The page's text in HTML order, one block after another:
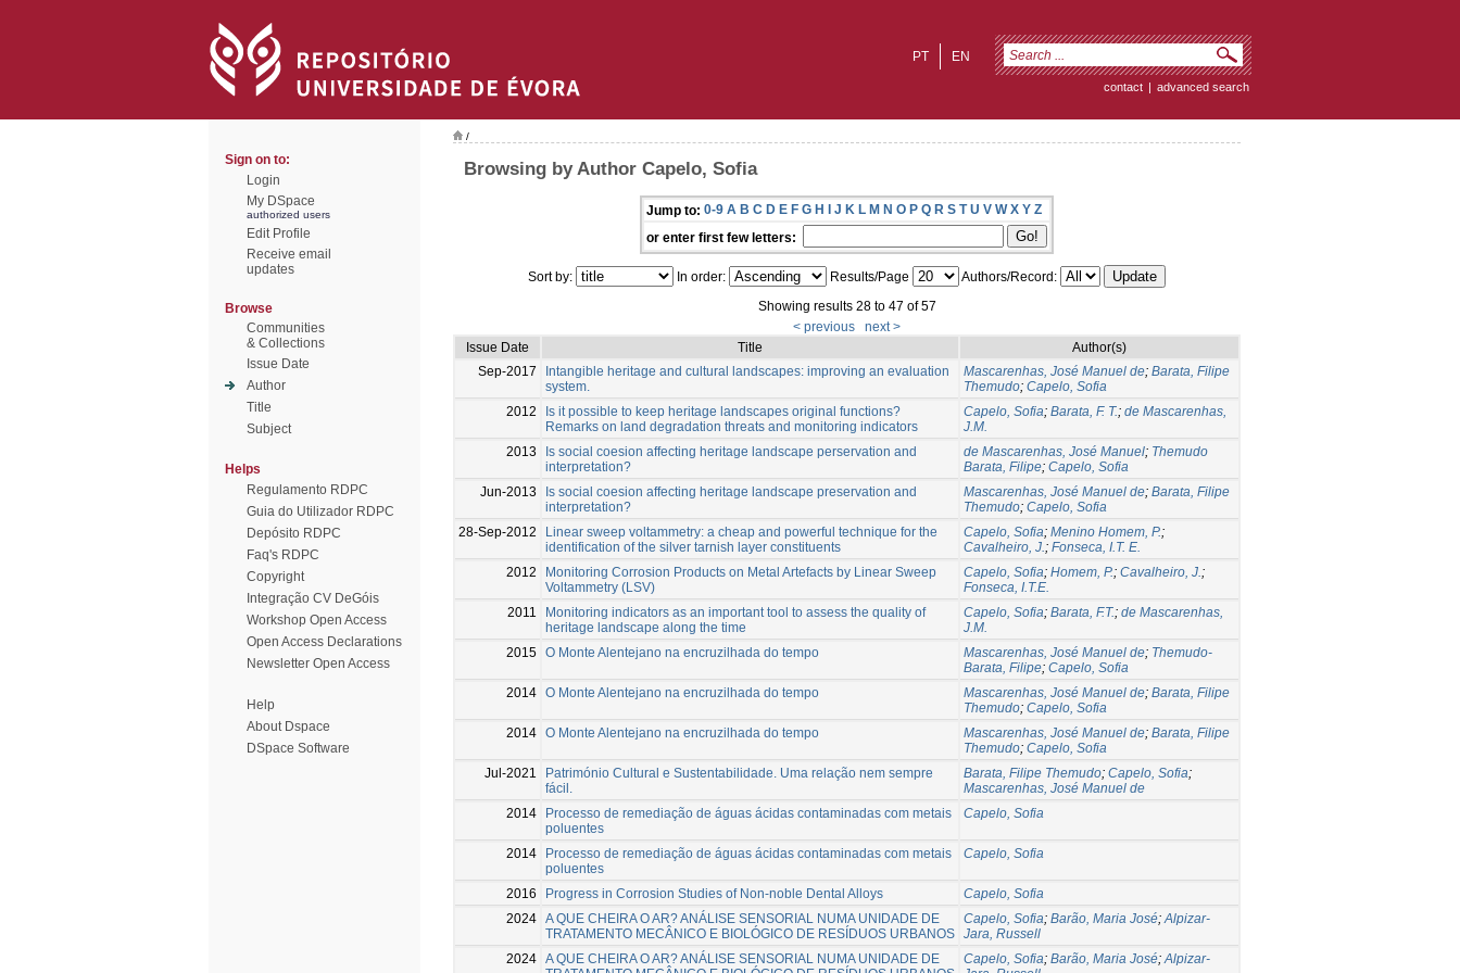
EN
PT
contact | advanced search
Sign on to:
Login
My DSpace
authorized users
Edit Profile
Receive email
updates
Browse
Communities
& Collections
Issue Date
Author
Title
Subject
Helps
Regulamento RDPC
Guia do Utilizador RDPC
Depósito RDPC
Faq's RDPC
Copyright
Integração CV DeGóis
Workshop Open Access
Open Access Declarations
Newsletter Open Access
Help
About Dspace
DSpace Software
/
Browsing by Author Capelo, Sofia
Jump to: 0-9 A B C D E F G H I J K L M N O P Q R S T U V W X Y Z
or enter first few letters:
Sort by: In order: Results/Page
Authors/Record:
Showing results 28 to 47 of 57
< previous
next >
Issue Date
Title
Author(s)
Sep-2017
Intangible heritage and cultural landscapes: improving an evaluation
system.
Mascarenhas, José Manuel de; Barata, Filipe
Themudo; Capelo, Sofia
2012
Is it possible to keep heritage landscapes original functions?
Remarks on land degradation threats and monitoring indicators
Capelo, Sofia; Barata, F. T.; de Mascarenhas,
J.M.
2013
Is social coesion affecting heritage landscape perservation and
interpretation?
de Mascarenhas, José Manuel; Themudo
Barata, Filipe; Capelo, Sofia
Jun-2013
Is social coesion affecting heritage landscape preservation and
interpretation?
Mascarenhas, José Manuel de; Barata, Filipe
Themudo; Capelo, Sofia
28-Sep-2012
Linear sweep voltammetry: a cheap and powerful technique for the
identification of the silver tarnish layer constituents
Capelo, Sofia; Menino Homem, P.;
Cavalheiro, J.; Fonseca, I.T. E.
2012
Monitoring Corrosion Products on Metal Artefacts by Linear Sweep
Voltammetry (LSV)
Capelo, Sofia; Homem, P.; Cavalheiro, J.;
Fonseca, I.T.E.
2011
Monitoring indicators as an important tool to assess the quality of
heritage landscape along the time
Capelo, Sofia; Barata, F.T.; de Mascarenhas,
J.M.
2015 O Monte Alentejano na encruzilhada do tempo Mascarenhas, José Manuel de; Themudo-
Barata, Filipe; Capelo, Sofia
2014 O Monte Alentejano na encruzilhada do tempo Mascarenhas, José Manuel de; Barata, Filipe
Themudo; Capelo, Sofia
2014 O Monte Alentejano na encruzilhada do tempo Mascarenhas, José Manuel de; Barata, Filipe
Themudo; Capelo, Sofia
Jul-2021
Património Cultural e Sustentabilidade. Uma relação nem sempre
fácil.
Barata, Filipe Themudo; Capelo, Sofia;
Mascarenhas, José Manuel de
2014
Processo de remediação de águas ácidas contaminadas com metais
poluentes
Capelo, Sofia
2014
Processo de remediação de águas ácidas contaminadas com metais
poluentes
Capelo, Sofia
2016 Progress in Corrosion Studies of Non-noble Dental Alloys
Capelo, Sofia
2024 A QUE CHEIRA O AR? ANÁLISE SENSORIAL NUMA UNIDADE DE
TRATAMENTO MECÂNICO E BIOLÓGICO DE RESÍDUOS URBANOS
Capelo, Sofia; Barão, Maria José;Alpizar-
Jara, Russell
2024 A QUE CHEIRA O AR? ANÁLISE SENSORIAL NUMA UNIDADE DE
Capelo, Sofia; Barão, Maria José;Alpizar-